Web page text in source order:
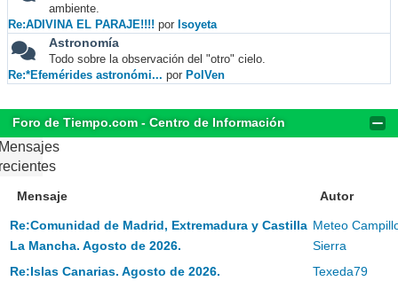
ambiente.
Re:ADIVINA EL PARAJE!!!! por Isoyeta
Astronomía
Todo sobre la observación del "otro" cielo.
Re:*Efemérides astronómi... por PolVen
Foro de Tiempo.com - Centro de Información
Mensaje Autor
Re:Comunidad de Madrid, Extremadura y Castilla
La Mancha. Agosto de 2026.
Meteo
Sierra
Re:Islas Canarias. Agosto de 2026.
Texeda79